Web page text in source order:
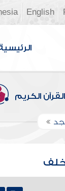
English
القرآن الكريم